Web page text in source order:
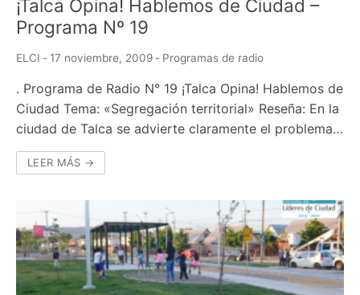
¡Talca Opina! Hablemos de Ciudad –
Programa Nº 19
ELCI - 17 noviembre, 2009 - Programas de radio
. Programa de Radio N° 19 ¡Talca Opina! Hablemos de
Ciudad Tema: «Segregación territorial» Reseña: En la
ciudad de Talca se advierte claramente el problema…
LEER MÁS →